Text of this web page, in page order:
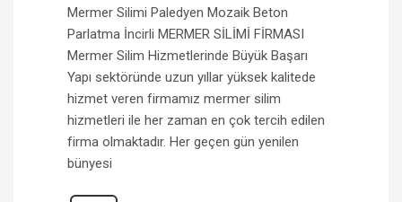
Mermer Silimi Paledyen Mozaik Beton
Parlatma İncirli MERMER SİLİMİ FİRMASI
Mermer Silim Hizmetlerinde Büyük Başarı
Yapı sektöründe uzun yıllar yüksek kalitede
hizmet veren firmamız mermer silim
hizmetleri ile her zaman en çok tercih edilen
firma olmaktadır. Her geçen gün yenilen
bünyesi